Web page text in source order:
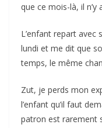
que ce mois-là, il n’y
L’enfant repart avec
lundi et me dit que
temps, le même
Zut, je perds mon
l’enfant qu’il faut
patron est rarement